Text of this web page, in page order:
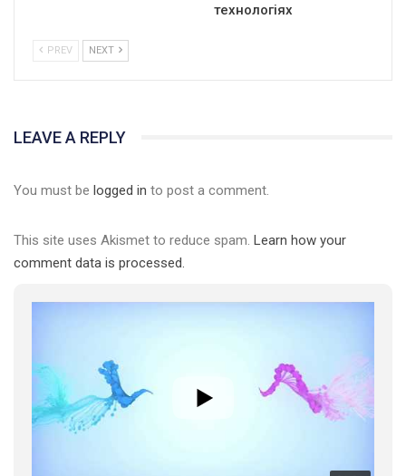
технологіях
PREV NEXT
LEAVE A REPLY
You must be logged in to post a comment.
This site uses Akismet to reduce spam. Learn how your
comment data is processed.
В цьому році, пандемія та COVІD-19 не дали нам можливості
провести вуличні акції. Наше відео-звернення про те, що
навіть коли ми у різних містах та не можемо зустрінеться, ми
разом. Ми закликаємо всіх хто поділяє цінності рівності та
423 Просмотров